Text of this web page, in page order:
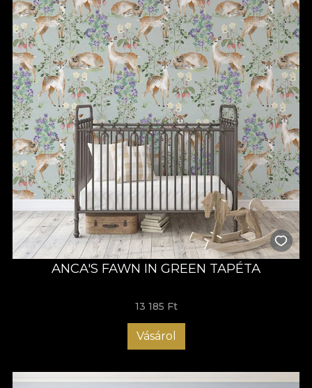
ANCA'S FAWN IN GREEN TAPÉTA
13 185 Ft
Vásárol